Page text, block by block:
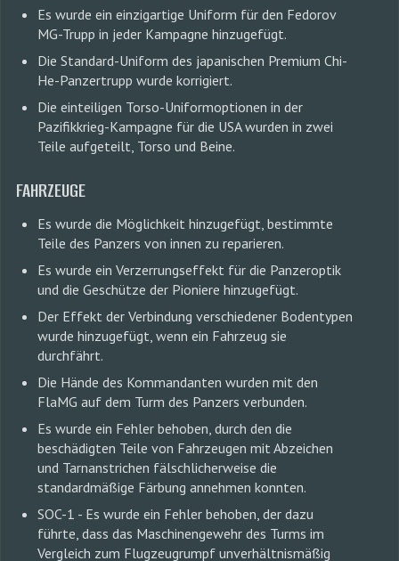
Es wurde ein einzigartige Uniform für den Fedorov
MG-Trupp in jeder Kampagne hinzugefügt.
Die Standard-Uniform des japanischen Premium Chi-
He-Panzertrupp wurde korrigiert.
Die einteiligen Torso-Uniformoptionen in der
Pazifikkrieg-Kampagne für die USA wurden in zwei
Teile aufgeteilt, Torso und Beine.
FAHRZEUGE
Es wurde die Möglichkeit hinzugefügt, bestimmte
Teile des Panzers von innen zu reparieren.
Es wurde ein Verzerrungseffekt für die Panzeroptik
und die Geschütze der Pioniere hinzugefügt.
Der Effekt der Verbindung verschiedener Bodentypen
wurde hinzugefügt, wenn ein Fahrzeug sie
durchfährt.
Die Hände des Kommandanten wurden mit den
FlaMG auf dem Turm des Panzers verbunden.
Es wurde ein Fehler behoben, durch den die
beschädigten Teile von Fahrzeugen mit Abzeichen
und Tarnanstrichen fälschlicherweise die
standardmäßige Färbung annehmen konnten.
SOC-1 - Es wurde ein Fehler behoben, der dazu
führte, dass das Maschinengewehr des Turms im
Vergleich zum Flugzeugrumpf unverhältnismäßig